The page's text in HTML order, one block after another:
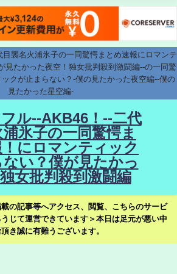
目襲名火浦氷子の一同驚愕まとめ速報にロマンテ
見たかった夜空！独女批判殺到激闘編--の一同驚
クが止まらない？-僕の見たかった夜空編--僕の
見たかった星空編-
ル--AKB46！--二代
浦氷子の一同驚愕ま
！にロマンティック
い？僕が見たかっ
女批判殺到激闘編
の記事等へアクセス、閲覧、こちらのサービ
じて運営できています＞本日は足元が悪い中
き誠に有難うございます。